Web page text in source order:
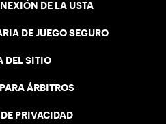
DE LA USTA
DE JUEGO SEGURO
DEL SITIO
ÁRBITROS
PRIVACIDAD